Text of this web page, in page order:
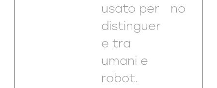
usato per
distinguer
e tra
umani e
robot.
no